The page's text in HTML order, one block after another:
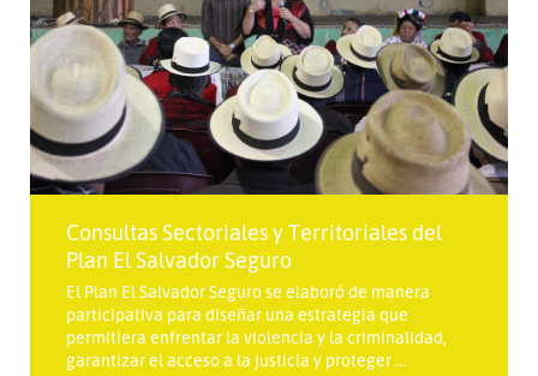
Consultas Sectoriales y Territoriales del
Plan El Salvador Seguro
El Plan El Salvador Seguro se elaboró de manera
participativa para diseñar una estrategia que
permitiera enfrentar la violencia y la criminalidad,
garantizar el acceso a la justicia y proteger ...